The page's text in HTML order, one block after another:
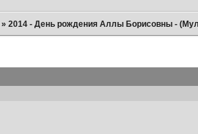
»2014 - День рождения Аллы Борисовны -